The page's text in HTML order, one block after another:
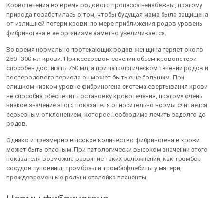
Кровотечения во время родового процесса неизбежны, поэтому
природа позаботилась о том, чтобы будущая мама была защищена
от излишней потери крови: по мере приближения родов уровень
фибриногена в ее организме заметно увеличивается.
Во время нормально протекающих родов женщина теряет около
250–300 мл крови. При кесаревом сечении объем кровопотери
способен достигать 750 мл, а при патологическом течении родов и
послеродового периода он может быть еще большим. При
слишком низком уровне фибриногена система свертывания крови
не способна обеспечить остановку кровотечения, поэтому очень
низкое значение этого показателя относительно нормы считается
серьезным отклонением, которое необходимо лечить задолго до
родов.
Однако и чрезмерно высокое количество фибриногена в крови
может быть опасным. При патологически высоком значении этого
показателя возможно развитие таких осложнений, как тромбоз
сосудов пуповины, тромбозы и тромбофлебиты у матери,
преждевременные роды и отслойка плаценты.